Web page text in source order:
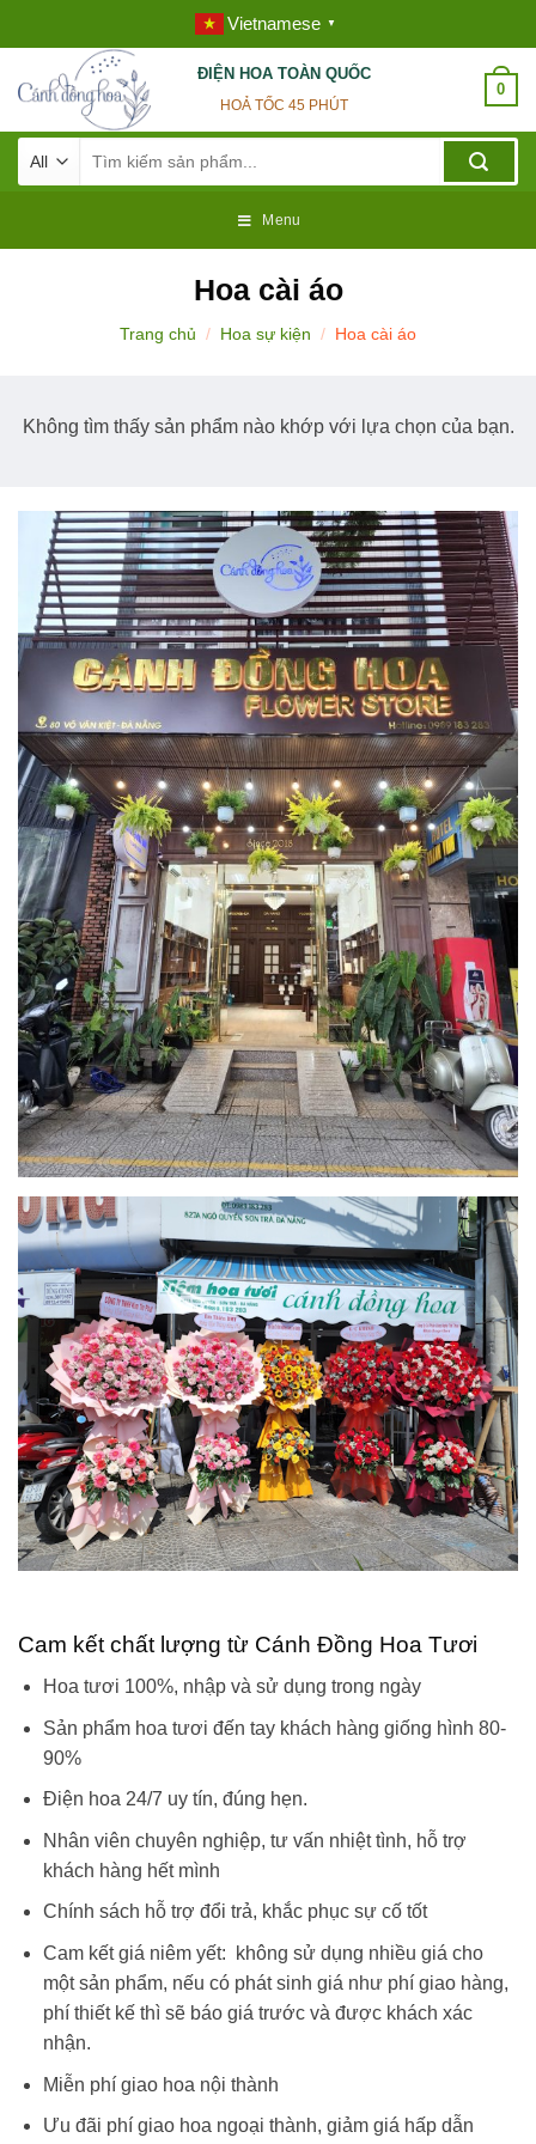
to
content
Vietnamese ▼
ĐIỆN HOA TOÀN QUỐC
HOẢ TỐC 45 PHÚT
0
kiếm:
Menu
Hoa cài áo
Trang chủ / Hoa sự kiện / Hoa cài áo
Không tìm thấy sản phẩm nào khớp với lựa chọn của bạn.
Cam kết chất lượng từ Cánh Đồng Hoa Tươi
Hoa tươi 100%, nhập và sử dụng trong ngày
Sản phẩm hoa tươi đến tay khách hàng giống hình 80-
90%
Điện hoa 24/7 uy tín, đúng hẹn.
Nhân viên chuyên nghiệp, tư vấn nhiệt tình, hỗ trợ
khách hàng hết mình
Chính sách hỗ trợ đổi trả, khắc phục sự cố tốt
Cam kết giá niêm yết: không sử dụng nhiều giá cho
một sản phẩm, nếu có phát sinh giá như phí giao hàng,
phí thiết kế thì sẽ báo giá trước và được khách xác
nhận.
Miễn phí giao hoa nội thành
Ưu đãi phí giao hoa ngoại thành, giảm giá hấp dẫn